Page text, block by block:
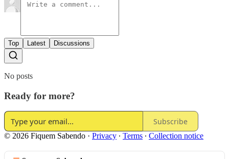
Top Latest Discussions
No posts
Ready for more?
Subscribe
© 2026 Fiquem Sabendo · Privacy ∙ Terms ∙ Collection notice